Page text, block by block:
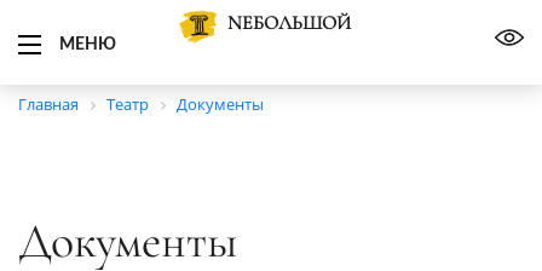
МЕНЮ
NЕБОЛЬШОЙ
Главная Театр Документы
Документы